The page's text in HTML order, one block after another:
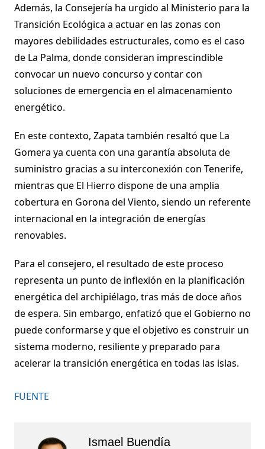
Además, la Consejería ha urgido al Ministerio para la
Transición Ecológica a actuar en las zonas con
mayores debilidades estructurales, como es el caso
de La Palma, donde consideran imprescindible
convocar un nuevo concurso y contar con
soluciones de emergencia en el almacenamiento
energético.
En este contexto, Zapata también resaltó que La
Gomera ya cuenta con una garantía absoluta de
suministro gracias a su interconexión con Tenerife,
mientras que El Hierro dispone de una amplia
cobertura en Gorona del Viento, siendo un referente
internacional en la integración de energías
renovables.
Para el consejero, el resultado de este proceso
representa un punto de inflexión en la planificación
energética del archipiélago, tras más de doce años
de espera. Sin embargo, enfatizó que el Gobierno no
puede conformarse y que el objetivo es construir un
sistema moderno, resiliente y preparado para
acelerar la transición energética en todas las islas.
FUENTE
Ismael Buendía